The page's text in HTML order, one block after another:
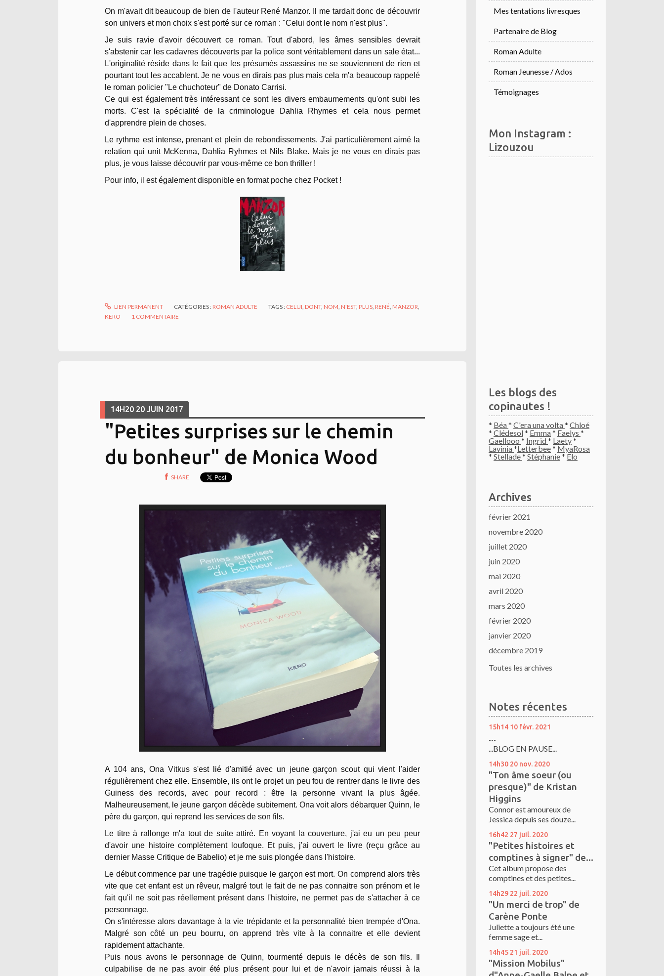
On m'avait dit beaucoup de bien de l'auteur René Manzor. Il me tardait donc de découvrir
son univers et mon choix s'est porté sur ce roman : "Celui dont le nom n'est plus".
Je suis ravie d'avoir découvert ce roman. Tout d'abord, les âmes sensibles devrait
s'abstenir car les cadavres découverts par la police sont véritablement dans un sale état...
L'originalité réside dans le fait que les présumés assassins ne se souviennent de rien et
pourtant tout les accablent. Je ne vous en dirais pas plus mais cela m'a beaucoup rappelé
le roman policier "Le chuchoteur" de Donato Carrisi.
Ce qui est également très intéressant ce sont les divers embaumements qu'ont subi les
morts. C'est la spécialité de la criminologue Dahlia Rhymes et cela nous permet
d'apprendre plein de choses.
Le rythme est intense, prenant et plein de rebondissements. J'ai particulièrement aimé la
relation qui unit McKenna, Dahlia Ryhmes et Nils Blake. Mais je ne vous en dirais pas
plus, je vous laisse découvrir par vous-même ce bon thriller !
Pour info, il est également disponible en format poche chez Pocket !
LIEN PERMANENT CATÉGORIES :ROMAN ADULTE TAGS : CELUI ,DONT,NOM ,N'EST,PLUS ,RENÉ ,MANZOR
KERO
1 COMMENTAIRE
14H20 20 JUIN 2017
"Petites surprises sur le chemin
du bonheur" de Monica Wood
SHARE
A 104 ans, Ona Vitkus s'est lié d'amitié avec un jeune garçon scout qui vient l'aider
régulièrement chez elle. Ensemble, ils ont le projet un peu fou de rentrer dans le livre des
Guiness des records, avec pour record : être la personne vivant la plus âgée.
Malheureusement, le jeune garçon décède subitement. Ona voit alors débarquer Quinn, le
père du garçon, qui reprend les services de son fils.
Le titre à rallonge m'a tout de suite attiré. En voyant la couverture, j'ai eu un peu peur
d'avoir une histoire complètement loufoque. Et puis, j'ai ouvert le livre (reçu grâce au
dernier Masse Critique de Babelio) et je me suis plongée dans l'histoire.
Le début commence par une tragédie puisque le garçon est mort. On comprend alors très
vite que cet enfant est un rêveur, malgré tout le fait de ne pas connaitre son prénom et le
fait qu'il ne soit pas réellement présent dans l'histoire, ne permet pas de s'attacher à ce
personnage.
On s'intéresse alors davantage à la vie trépidante et la personnalité bien trempée d'Ona.
Malgré son côté un peu bourru, on apprend très vite à la connaitre et elle devient
rapidement attachante.
Puis nous avons le personnage de Quinn, tourmenté depuis le décès de son fils. Il
culpabilise de ne pas avoir été plus présent pour lui et de n'avoir jamais réussi à la
Mes tentations livresques
Partenaire de Blog
Roman Adulte
Roman Jeunesse / Ados
Témoignages
Mon Instagram :
Lizouzou
Les blogs des
copinautes !
* Béa* C'era una volta* Chloé
* Clédesol* Emma* Faelys *
Gaellooo * Ingrid* Laety*
Lavinia*Letterbee* MyaRosa
* Stellade* Stéphanie*Elo
Archives
février 2021
novembre 2020
juillet 2020
juin 2020
mai 2020
avril 2020
mars 2020
février 2020
janvier 2020
décembre 2019
Toutes les archives
Notes récentes
15h14 10 févr. 2021
...
...BLOG EN PAUSE...
14h30 20 nov. 2020
"Ton âme soeur (ou
presque)" de Kristan
Higgins
Connor est amoureux de
Jessica depuis ses douze...
16h42 27 juil. 2020
"Petites histoires et
comptines à signer" de...
Cet album propose des
comptines et des petites...
14h29 22 juil. 2020
"Un merci de trop" de
Carène Ponte
Juliette a toujours été une
femme sage et...
14h45 21 juil. 2020
"Mission Mobilus"